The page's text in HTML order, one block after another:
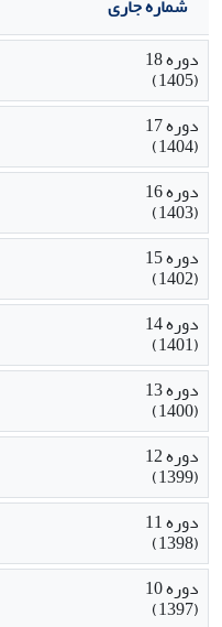
دوره 18
(1405)
دوره 17
(1404)
دوره 16
(1403)
دوره 15
(1402)
دوره 14
(1401)
دوره 13
(1400)
دوره 12
(1399)
دوره 11
(1398)
دوره 10
(1397)